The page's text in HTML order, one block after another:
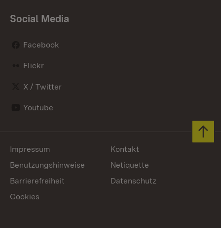
Social Media
Facebook
Flickr
X / Twitter
Youtube
Impressum
Kontakt
Benutzungshinweise
Netiquette
Barrierefreiheit
Datenschutz
Cookies